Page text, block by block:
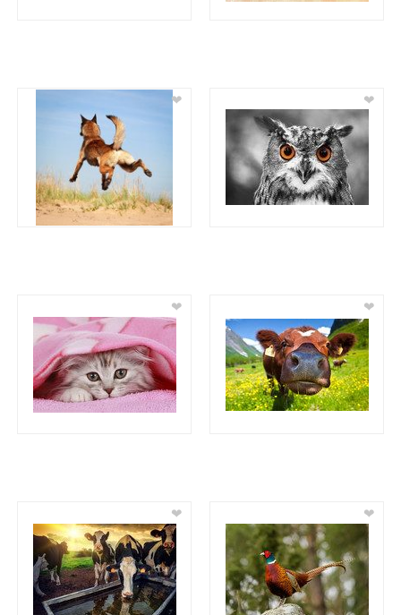
❤ ❤
❤ ❤
❤ ❤